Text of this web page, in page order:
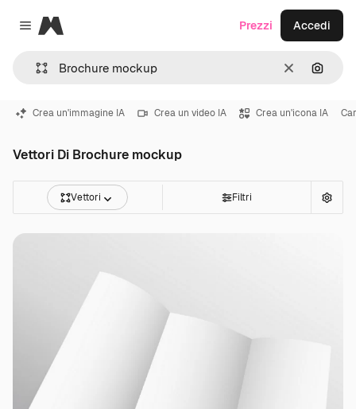
Close menu
Magnific
CancellaCerca
Prezzi Accedi
Crea un'immagine IA Crea un video IA Crea un'icona IA
Vettori Di Brochure mockup
Vettori Filtri